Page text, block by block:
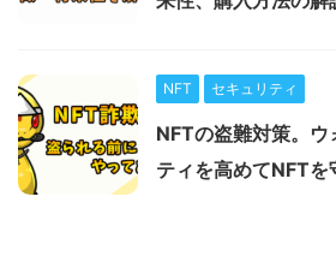
NFT セキュリティ
NFTの盗難対策。ウ
ティを高めてNFTを